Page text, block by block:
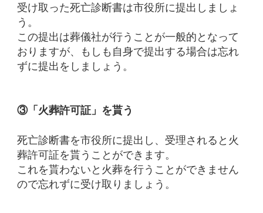
受け取った死亡診断書は市役所に提出しましょ
う。
この提出は葬儀社が行うことが一般的となって
おりますが、もしも自身で提出する場合は忘れ
ずに提出をしましょう。
③「火葬許可証」を貰う
死亡診断書を市役所に提出し、受理されると火
葬許可証を貰うことができます。
これを貰わないと火葬を行うことができません
ので忘れずに受け取りましょう。